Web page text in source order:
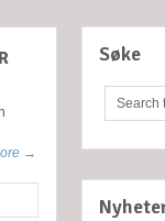
→
Søke